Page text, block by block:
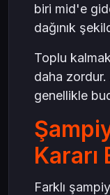
biri mid'e
dağınık
Toplu
daha zordur.
genellikle
Kararı
Farklı